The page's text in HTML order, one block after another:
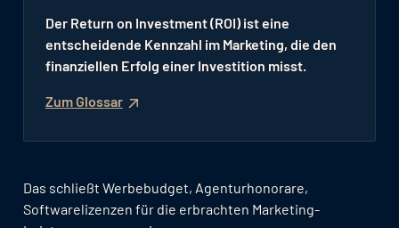
Der Return on Investment (ROI) ist eine
entscheidende Kennzahl im Marketing, die den
finanziellen Erfolg einer Investition misst.
Zum Glossar
Das schließt Werbebudget, Agenturhonorare,
Softwarelizenzen für die erbrachten Marketing-